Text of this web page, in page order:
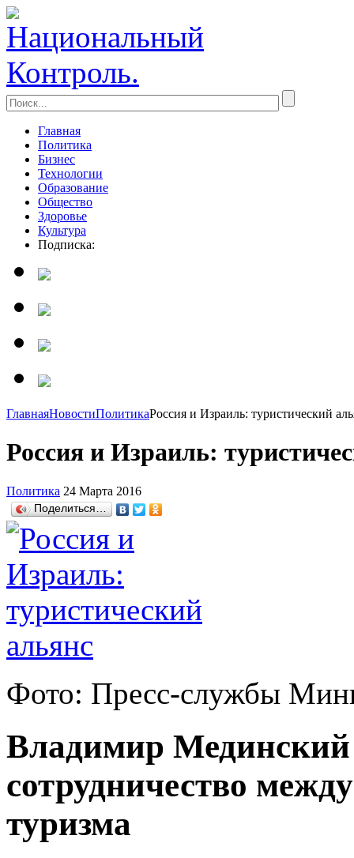
Главная
Политика
Бизнес
Технологии
Образование
Общество
Здоровье
Культура
Подписка:
ГлавнаяНовостиПолитикаРоссия и Израиль: туристический
Россия и Израиль:
Политика 24 Марта 2016
Поделиться…
Фото: Пресс-службы
Владимир
сотрудничество
туризма